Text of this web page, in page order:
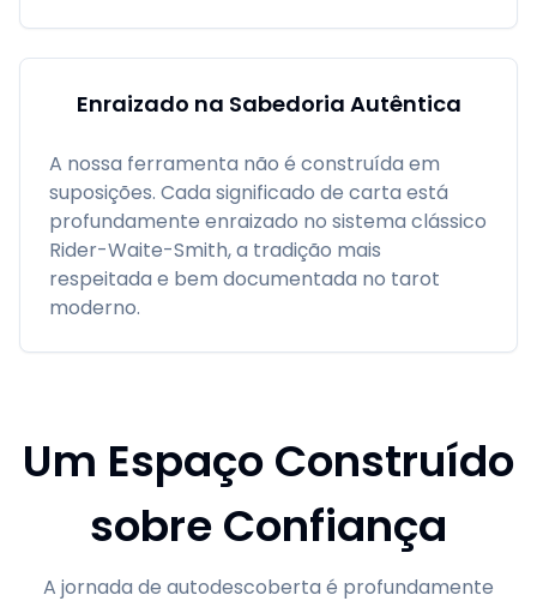
Enraizado na Sabedoria Autêntica
A nossa ferramenta não é construída em
suposições. Cada significado de carta está
profundamente enraizado no sistema clássico
Rider-Waite-Smith, a tradição mais
respeitada e bem documentada no tarot
moderno.
Um Espaço Construído
sobre Confiança
A jornada de autodescoberta é profundamente